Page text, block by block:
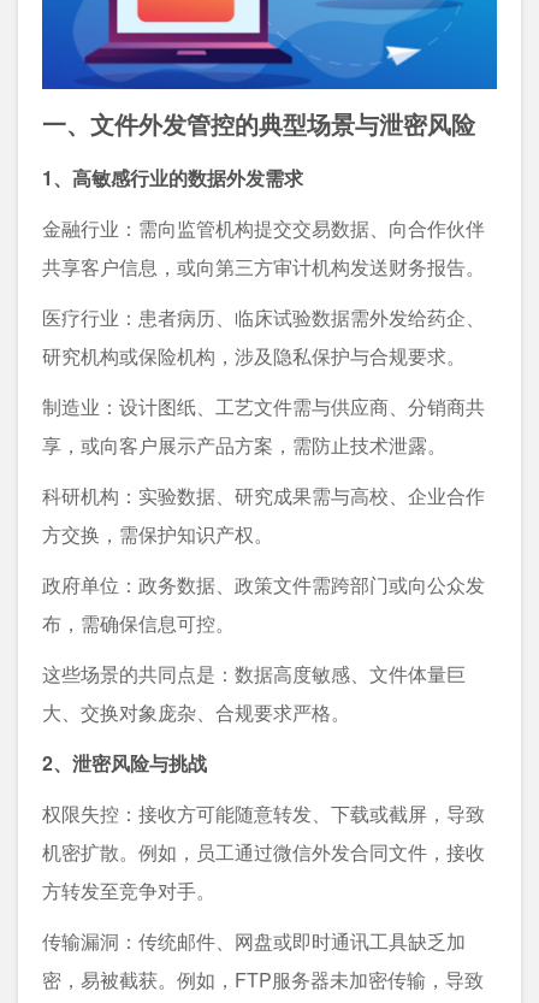
一、文件外发管控的典型场景与泄密风险
1、高敏感行业的数据外发需求
金融行业：需向监管机构提交交易数据、向合作伙伴
共享客户信息，或向第三方审计机构发送财务报告。
医疗行业：患者病历、临床试验数据需外发给药企、
研究机构或保险机构，涉及隐私保护与合规要求。
制造业：设计图纸、工艺文件需与供应商、分销商共
享，或向客户展示产品方案，需防止技术泄露。
科研机构：实验数据、研究成果需与高校、企业合作
方交换，需保护知识产权。
政府单位：政务数据、政策文件需跨部门或向公众发
布，需确保信息可控。
这些场景的共同点是：数据高度敏感、文件体量巨
大、交换对象庞杂、合规要求严格。
2、泄密风险与挑战
权限失控：接收方可能随意转发、下载或截屏，导致
机密扩散。例如，员工通过微信外发合同文件，接收
方转发至竞争对手。
传输漏洞：传统邮件、网盘或即时通讯工具缺乏加
密，易被截获。例如，FTP服务器未加密传输，导致